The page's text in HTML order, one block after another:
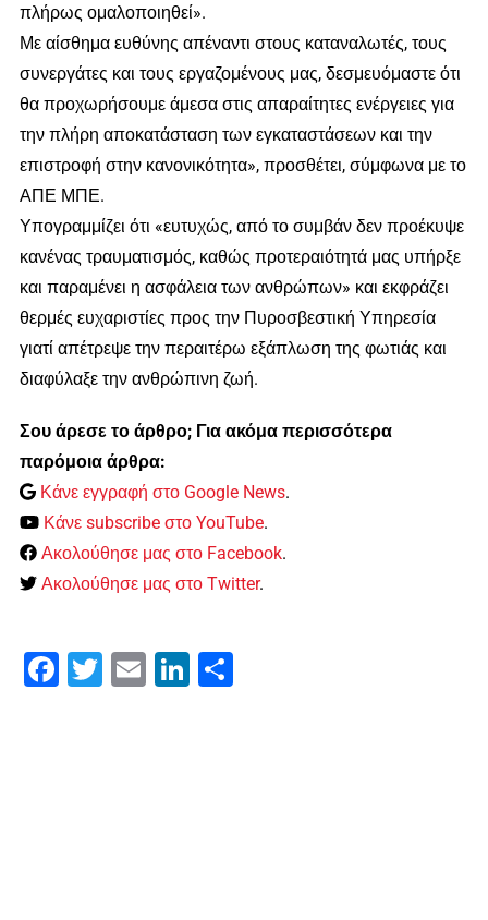
πλήρως ομαλοποιηθεί».
Με αίσθημα ευθύνης απέναντι στους καταναλωτές, τους
συνεργάτες και τους εργαζομένους μας, δεσμευόμαστε ότι
θα προχωρήσουμε άμεσα στις απαραίτητες ενέργειες για
την πλήρη αποκατάσταση των εγκαταστάσεων και την
επιστροφή στην κανονικότητα», προσθέτει, σύμφωνα με το
ΑΠΕ ΜΠΕ.
Υπογραμμίζει ότι «ευτυχώς, από το συμβάν δεν προέκυψε
κανένας τραυματισμός, καθώς προτεραιότητά μας υπήρξε
και παραμένει η ασφάλεια των ανθρώπων» και εκφράζει
θερμές ευχαριστίες προς την Πυροσβεστική Υπηρεσία
γιατί απέτρεψε την περαιτέρω εξάπλωση της φωτιάς και
διαφύλαξε την ανθρώπινη ζωή.
Σου άρεσε το άρθρο; Για ακόμα περισσότερα
παρόμοια άρθρα:
Κάνε εγγραφή στο Google News.
Κάνε subscribe στο YouTube.
Ακολούθησε μας στο Facebook.
Ακολούθησε μας στο Twitter.
Facebook
Twitter Email LinkedIn